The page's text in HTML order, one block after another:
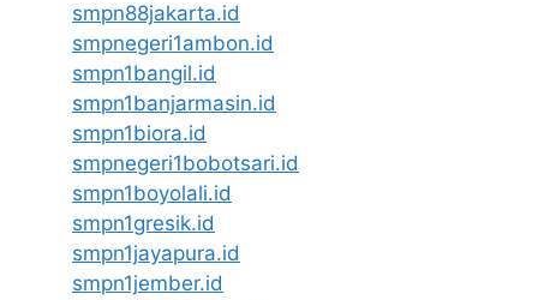
smpn88jakarta.id
smpnegeri1ambon.id
smpn1bangil.id
smpn1banjarmasin.id
smpn1biora.id
smpnegeri1bobotsari.id
smpn1boyolali.id
smpn1gresik.id
smpn1jayapura.id
smpn1jember.id